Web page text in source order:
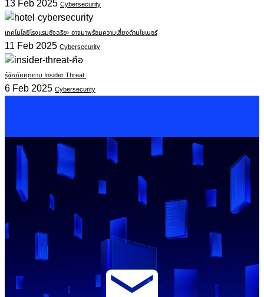
13 Feb 2025 Cybersecurity
เทคโนโลยีโรงแรมอัจฉริยะ อาจมาพร้อมความเสี่ยงด้านไซเบอร์
11 Feb 2025 Cybersecurity
รู้จักภัยคุกคาม Insider Threat
6 Feb 2025 Cybersecurity